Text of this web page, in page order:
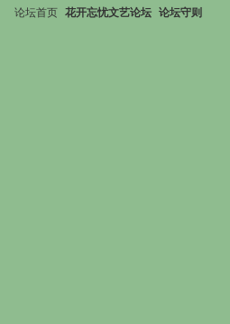
论坛首页 花开忘忧文艺论坛 论坛守则